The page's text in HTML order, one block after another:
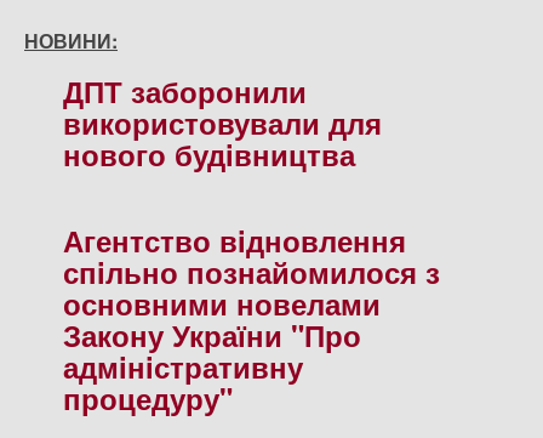
НОВИНИ:
ДПТ заборонили
використовували для
нового будiвництва
Агентство вiдновлення
спiльно познайомилося з
основними новелами
Закону України "Про
адмiнiстративну
процедуру"